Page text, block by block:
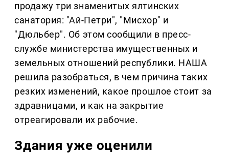
продажу три знаменитых ялтинских
санатория: "Ай-Петри", "Мисхор" и
"Дюльбер". Об этом сообщили в пресс-
службе министерства имущественных и
земельных отношений республики. НАША
решила разобраться, в чем причина таких
резких изменений, какое прошлое стоит за
здравницами, и как на закрытие
отреагировали их рабочие.
Здания уже оценили